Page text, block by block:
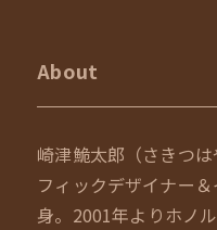
About
崎津鮠太郎（さきつ
フィックデザイナー
身。2001年よりホノル